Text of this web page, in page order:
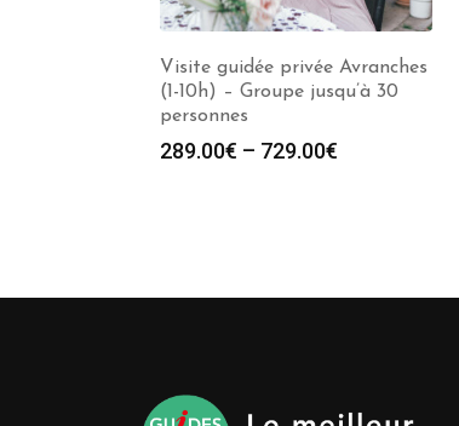
Visite guidée privée Avranches
(1-10h) – Groupe jusqu’à 30
personnes
289.00€ – 729.00€